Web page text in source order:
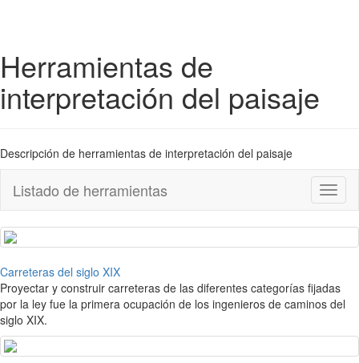
Herramientas de
interpretación del paisaje
Descripción de herramientas de interpretación del paisaje
Listado de herramientas
Carreteras del siglo XIX
Proyectar y construir carreteras de las diferentes categorías fijadas
por la ley fue la primera ocupación de los ingenieros de caminos del
siglo XIX.